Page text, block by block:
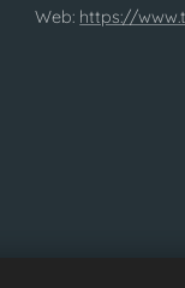
Web: https://